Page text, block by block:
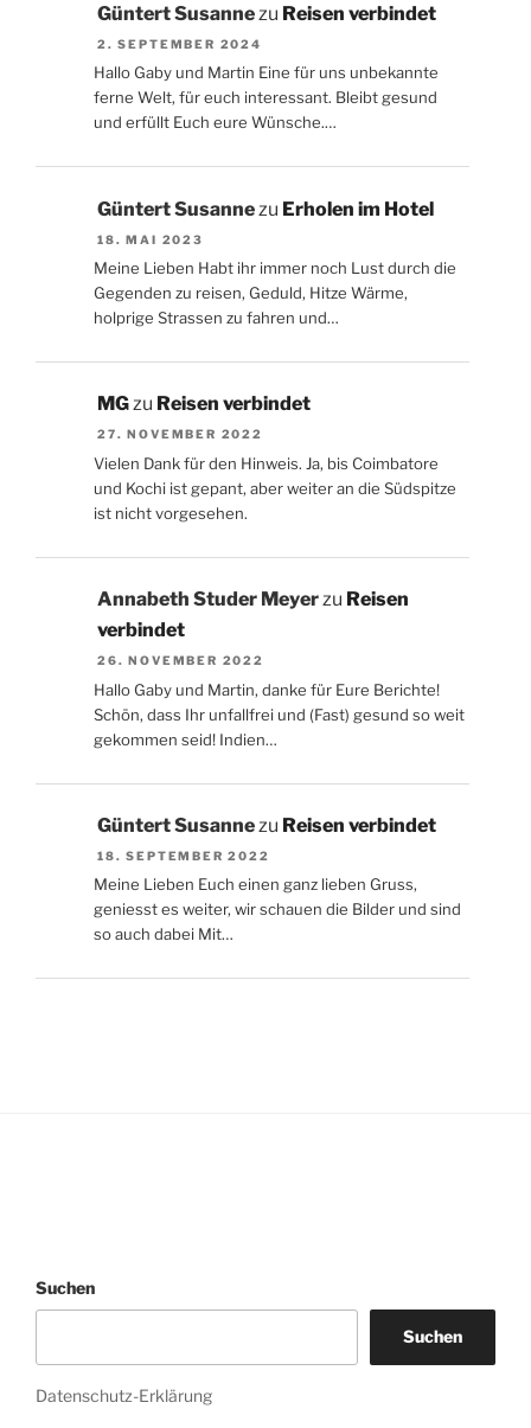
Güntert Susannezu Reisen verbindet
2. SEPTEMBER 2024
Hallo Gaby und Martin Eine für uns unbekannte
ferne Welt, für euch interessant. Bleibt gesund
und erfüllt Euch eure Wünsche.…
Güntert Susanne zu Erholen im Hotel
18. MAI 2023
Meine Lieben Habt ihr immer noch Lust durch die
Gegenden zu reisen, Geduld, Hitze Wärme,
holprige Strassen zu fahren und…
MGzu Reisen verbindet
27. NOVEMBER 2022
Vielen Dank für den Hinweis. Ja, bis Coimbatore
und Kochi ist gepant, aber weiter an die Südspitze
ist nicht vorgesehen.
Annabeth Studer Meyerzu Reisen
verbindet
26. NOVEMBER 2022
Hallo Gaby und Martin, danke für Eure Berichte!
Schön, dass Ihr unfallfrei und (Fast) gesund so weit
gekommen seid! Indien…
Güntert Susannezu Reisen verbindet
18. SEPTEMBER 2022
Meine Lieben Euch einen ganz lieben Gruss,
geniesst es weiter, wir schauen die Bilder und sind
so auch dabei Mit…
Suchen
Suchen
Datenschutz-Erklärung